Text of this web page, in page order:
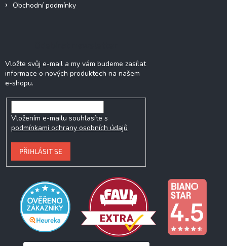
Obchodní podmínky
Vložte svůj e-mail a my vám budeme zasílat
informace o nových produktech na našem
e-shopu.
Vložením e-mailu souhlasíte s
podmínkami ochrany osobních údajů
PŘIHLÁSIT SE